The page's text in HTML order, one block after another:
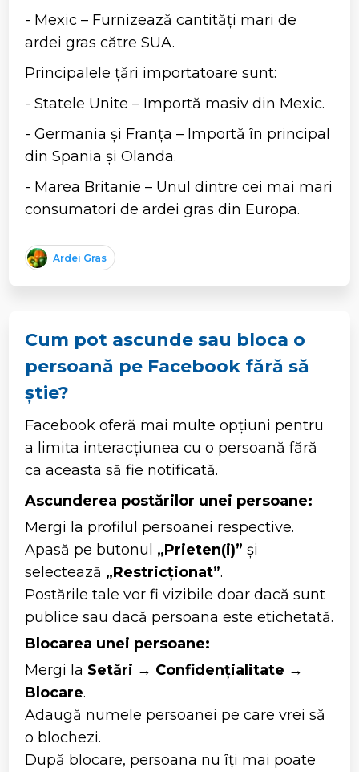
- Mexic – Furnizează cantități mari de
ardei gras către SUA.
Principalele țări importatoare sunt:
- Statele Unite – Importă masiv din Mexic.
- Germania și Franța – Importă în principal
din Spania și Olanda.
- Marea Britanie – Unul dintre cei mai mari
consumatori de ardei gras din Europa.
Ardei Gras
Cum pot ascunde sau bloca o
persoană pe Facebook fără să
știe?
Facebook oferă mai multe opțiuni pentru
a limita interacțiunea cu o persoană fără
ca aceasta să fie notificată.
Ascunderea postărilor unei persoane:
Mergi la profilul persoanei respective.
Apasă pe butonul „Prieten(i)” și
selectează „Restricționat”.
Postările tale vor fi vizibile doar dacă sunt
publice sau dacă persoana este etichetată.
Blocarea unei persoane:
Mergi la Setări → Confidențialitate →
Blocare.
Adaugă numele persoanei pe care vrei să
o blochezi.
După blocare, persoana nu îți mai poate